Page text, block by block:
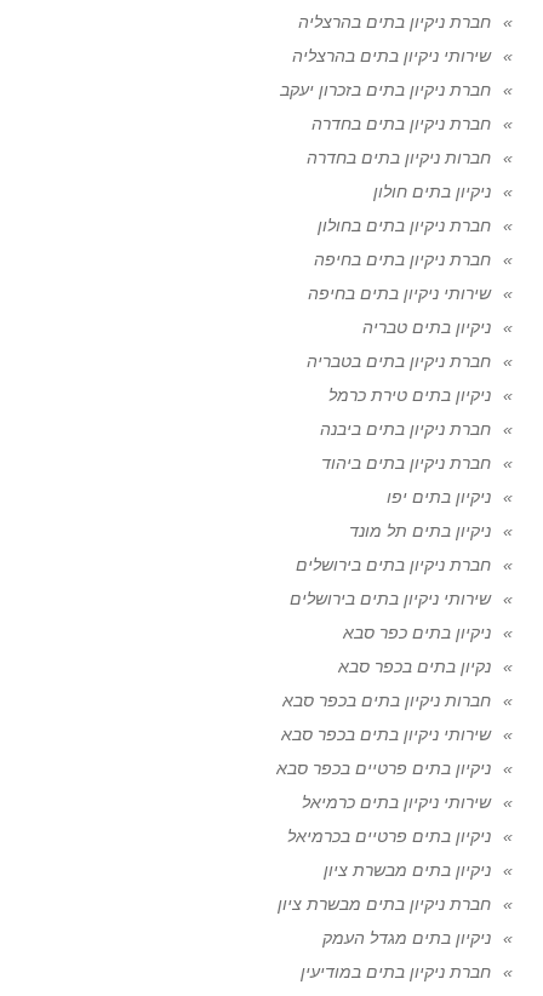
חברת ניקיון בתים בהרצליה
שירותי ניקיון בתים בהרצליה
חברת ניקיון בתים בזכרון יעקב
חברת ניקיון בתים בחדרה
חברות ניקיון בתים בחדרה
ניקיון בתים חולון
חברת ניקיון בתים בחולון
חברת ניקיון בתים בחיפה
שירותי ניקיון בתים בחיפה
ניקיון בתים טבריה
חברת ניקיון בתים בטבריה
ניקיון בתים טירת כרמל
חברת ניקיון בתים ביבנה
חברת ניקיון בתים ביהוד
ניקיון בתים יפו
ניקיון בתים תל מונד
חברת ניקיון בתים בירושלים
שירותי ניקיון בתים בירושלים
ניקיון בתים כפר סבא
נקיון בתים בכפר סבא
חברות ניקיון בתים בכפר סבא
שירותי ניקיון בתים בכפר סבא
ניקיון בתים פרטיים בכפר סבא
שירותי ניקיון בתים כרמיאל
ניקיון בתים פרטיים בכרמיאל
ניקיון בתים מבשרת ציון
חברת ניקיון בתים מבשרת ציון
ניקיון בתים מגדל העמק
חברת ניקיון בתים במודיעין